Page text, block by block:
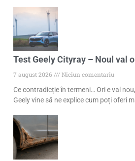
Test Geely Cityray – Noul val
7 august 2026
Niciun comentariu
Ce contradicție în termeni… Ori e val
Geely vine să ne explice cum poți oferi